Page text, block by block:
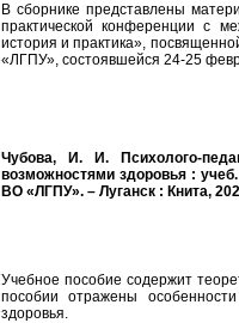
В сборнике представлены
практической конференции с
история и практика»,
«ЛГПУ», состоявшейся 24-25
Чубова, И. И. Психолого-
возможностями здоровья :
ВО «ЛГПУ». – Луганск : Книта,
Учебное пособие содержит
пособии отражены
здоровья.